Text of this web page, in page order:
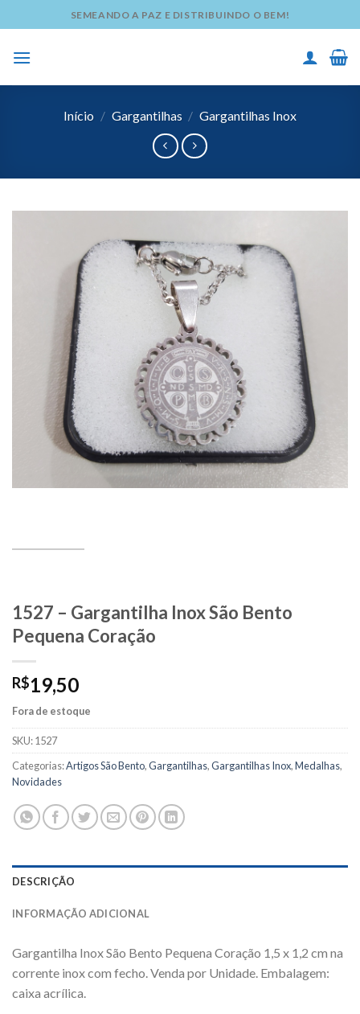
to
content
SEMEANDO A PAZ E DISTRIBUINDO O BEM!
Início / Gargantilhas / Gargantilhas Inox
1527 – Gargantilha Inox São Bento
Pequena Coração
R$19,50
Fora de estoque
SKU:1527
Categorias:Artigos São Bento,Gargantilhas,Gargantilhas Inox,Medalhas,
Novidades
DESCRIÇÃO
INFORMAÇÃO ADICIONAL
Gargantilha Inox São Bento Pequena Coração 1,5 x 1,2 cm na
corrente inox com fecho. Venda por Unidade. Embalagem:
caixa acrílica.